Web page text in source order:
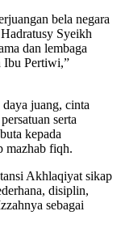
bela negara
Syeikh
dan lembaga
Ibu Pertiwi,”
juang, cinta
serta
kepada
mazhab fiqh.
Akhlaqiyat sikap
disiplin,
sebagai